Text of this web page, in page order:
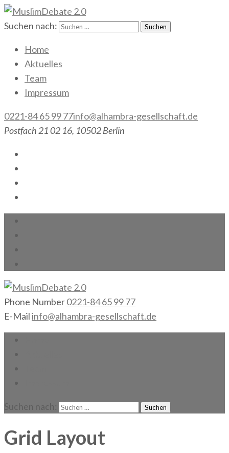
MuslimDebate 2.0
Gesellschaft gemeinsam gestalten!
Suchen nach:
Home
Aktuelles
Team
Impressum
0221-84 65 99 77info@alhambra-gesellschaft.de
Postfach 21 02 16, 10502 Berlin
MuslimDebate 2.0
Gesellschaft gemeinsam gestalten!
Phone Number0221-84 65 99 77
E-Mailinfo@alhambra-gesellschaft.de
Suchen nach:
Grid Layout